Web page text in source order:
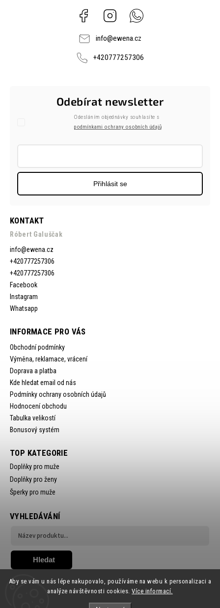
Aby se vám u nás lépe nakupovalo, používáme na webu k personalizaci a
analýze návštěvnosti cookies.Více informací.
Facebook Instagram
info@ewena.cz
+420777257306
KONTAKT
Róbert Galuščak
info@ewena.cz
+420777257306
+420777257306
Facebook
Instagram
Whatsapp
INFORMACE PRO VÁS
Obchodní podmínky
Výměna, reklamace, vrácení
Doprava a platba
Kde hledat email od nás
Podmínky ochrany osobních údajů
Hodnocení obchodu
Tabulka velikostí
Bonusový systém
Odebírat newsletter
Odesláním objednávky souhlasíte s
podmínkami ochrany osobních údajů
Přihlásit se
TOP KATEGORIE
Doplňky pro muže
Doplňky pro ženy
Šperky pro muže
VYHLEDÁVÁNÍ
Hledat